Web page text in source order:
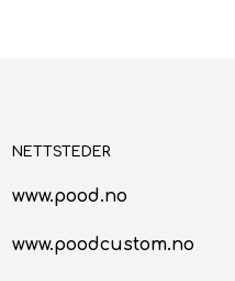
NETTSTEDER
www.pood.no
www.poodcustom.no